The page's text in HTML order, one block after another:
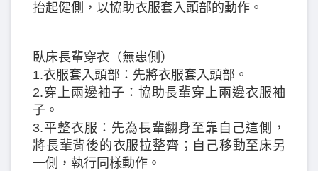
抬起健側，以協助衣服套入頭部的動作。
臥床長輩穿衣（無患側）
1.衣服套入頭部：先將衣服套入頭部。
2.穿上兩邊袖子：協助長輩穿上兩邊衣服袖
子。
3.平整衣服：先為長輩翻身至靠自己這側，
將長輩背後的衣服拉整齊；自己移動至床另
一側，執行同樣動作。